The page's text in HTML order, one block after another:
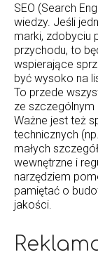
SEO (Search
wiedzy. Jeśli
marki, zdobyciu
przychodu, to
wspierające
być wysoko na
To przede
ze szczególnym
Ważne jest też
technicznych
małych
wewnętrzne i
narzędziem
pamiętać o
jakości.